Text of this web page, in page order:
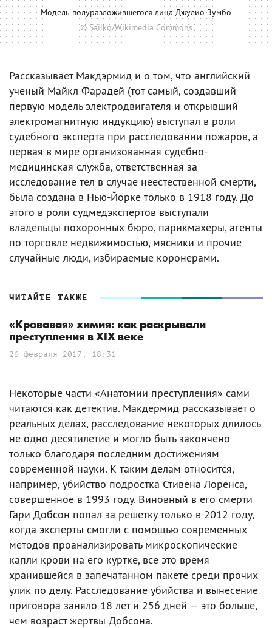
Модель полуразложившегося лица Джулио Зумбо
© Sailko/Wikimedia Commons
Рассказывает Макдэрмид и о том, что английский
ученый Майкл Фарадей (тот самый, создавший
первую модель электродвигателя и открывший
электромагнитную индукцию) выступал в роли
судебного эксперта при расследовании пожаров, а
первая в мире организованная судебно-
медицинская служба, ответственная за
исследование тел в случае неестественной смерти,
была создана в Нью-Йорке только в 1918 году. До
этого в роли судмедэкспертов выступали
владельцы похоронных бюро, парикмахеры, агенты
по торговле недвижимостью, мясники и прочие
случайные люди, избираемые коронерами.
ЧИТАЙТЕ ТАКЖЕ
«Кровавая» химия: как раскрывали
преступления в XIX веке
26 февраля 2017, 18:31
Некоторые части «Анатомии преступления» сами
читаются как детектив. Макдермид рассказывает о
реальных делах, расследование некоторых длилось
не одно десятилетие и могло быть закончено
только благодаря последним достижениям
современной науки. К таким делам относится,
например, убийство подростка Стивена Лоренса,
совершенное в 1993 году. Виновный в его смерти
Гари Добсон попал за решетку только в 2012 году,
когда эксперты смогли с помощью современных
методов проанализировать микроскопические
капли крови на его куртке, все это время
хранившейся в запечатанном пакете среди прочих
улик по делу. Расследование убийства и вынесение
приговора заняло 18 лет и 256 дней — это больше,
чем возраст жертвы Добсона.